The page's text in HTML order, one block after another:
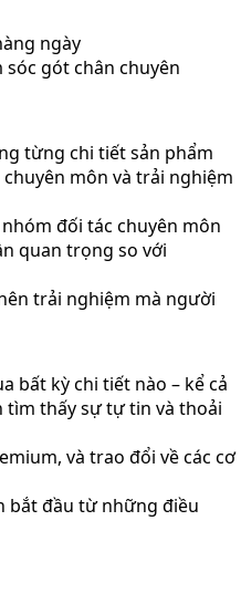
ngày
gót chân chuyên
từng chi tiết sản phẩm
môn và trải nghiệm
đối tác chuyên môn
quan trọng so với
trải nghiệm mà người
bất kỳ chi tiết nào – kể cả
tìm thấy sự tự tin và thoải
và trao đổi về các cơ
bắt đầu từ những điều